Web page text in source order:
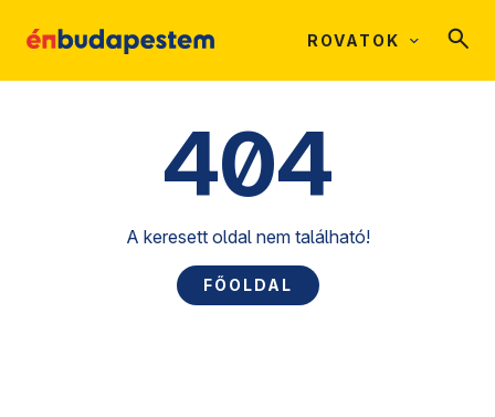
ROVATOK
404
A keresett oldal nem található!
FŐOLDAL